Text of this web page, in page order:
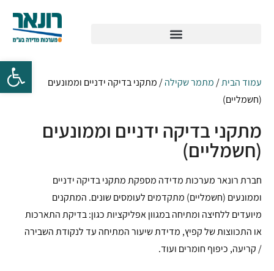
עמוד הבית/ מתמר שקילה/ מתקני בדיקה ידניים וממונעים
(חשמליים)
מתקני בדיקה ידניים וממונעים
(חשמליים)
חברת רונאר מערכות מדידה מספקת מתקני בדיקה ידניים
וממונעים (חשמליים) מתקדמים לעומסים שונים. המתקנים
מיועדים ללחיצה ומתיחה במגוון אפליקציות כגון: בדיקת התארכות
או התכווצות של קפיץ, מדידת שיעור המתיחה עד לנקודת השבירה
/ קריעה, כיפוף חומרים ועוד.